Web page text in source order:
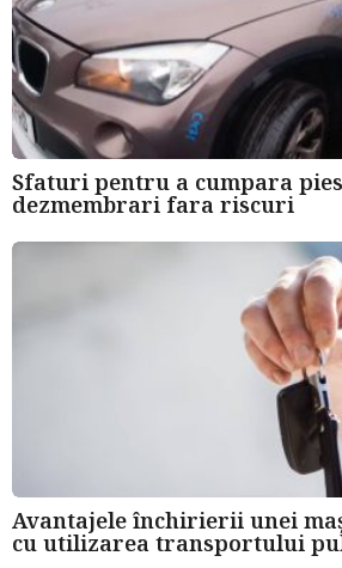
Sfaturi pentru a cumpara
dezmembrari fara riscuri
Avantajele închirierii unei
cu utilizarea transportului